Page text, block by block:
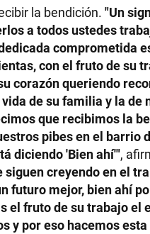
la bendición. "Un
a todos ustedes
comprometida
con el fruto de su
corazón queriendo
de su familia y la de
que recibimos la
pibes en el barrio
diciendo 'Bien ahí'",
siguen creyendo en el
futuro mejor, bien ahí
el fruto de su trabajo el
y por eso hacemos esta